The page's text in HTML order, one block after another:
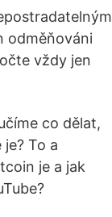
odměňováni
vždy jen
co dělat,
To a
je a jak